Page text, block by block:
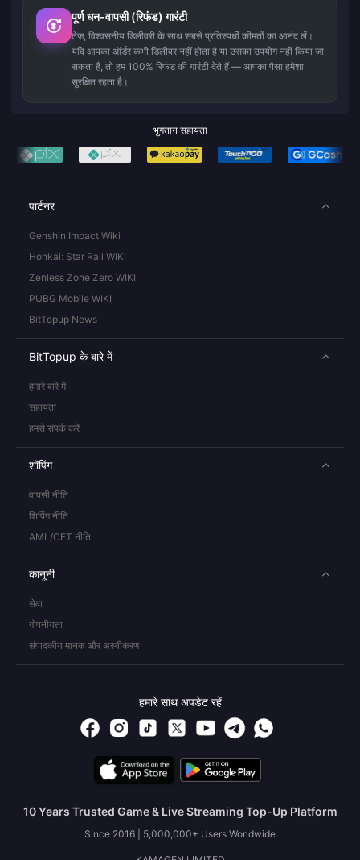
पूर्ण धन-वापसी (रिफंड) गारंटी
तेज़, विश्वसनीय डिलीवरी के साथ सबसे प्रतिस्पर्धी कीमतों का आनंद लें।
यदि आपका ऑर्डर कभी डिलीवर नहीं होता है या उसका उपयोग नहीं किया जा
सकता है, तो हम 100% रिफंड की गारंटी देते हैं — आपका पैसा हमेशा
सुरक्षित रहता है।
भुगतान सहायता
पार्टनर
Genshin Impact Wiki
Honkai: Star Rail WIKI
Zenless Zone Zero WIKI
PUBG Mobile WIKI
BitTopup News
BitTopup के बारे में
हमारे बारे में
सहायता
हमसे संपर्क करें
शॉपिंग
वापसी नीति
शिपिंग नीति
AML/CFT नीति
कानूनी
सेवा
गोपनीयता
संपादकीय मानक और अस्वीकरण
हमारे साथ अपडेट रहें
10 Years Trusted Game & Live Streaming Top-Up Platform
Since 2016 | 5,000,000+ Users Worldwide